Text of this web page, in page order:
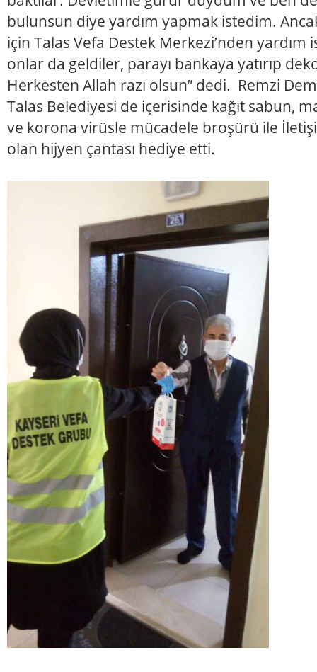
bulunsun diye yardım yapmak istedim.
için Talas Vefa Destek Merkezi’nden yardım
onlar da geldiler, parayı bankaya yatırıp
Herkesten Allah razı olsun” dedi. Remzi
Talas Belediyesi de içerisinde kağıt sabun,
ve korona virüsle mücadele broşürü ile
olan hijyen çantası hediye etti.